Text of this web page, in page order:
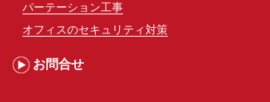
パーテーション工事
オフィスのセキュリティ対策
お問合せ